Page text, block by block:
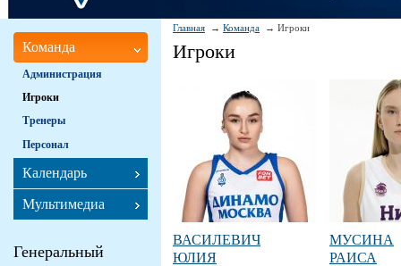
Главная Команда Игроки
Игроки
ВАСИЛЕВИЧ
ЮЛИЯ
МУСИНА
РАИСА
Команда
Администрация
Игроки
Тренеры
Персонал
Календарь
Мультимедиа
Генеральный